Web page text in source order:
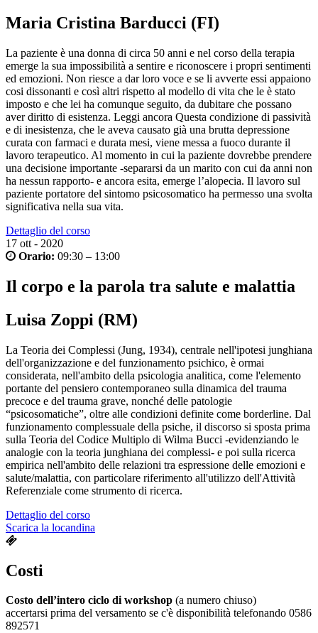
Maria Cristina Barducci (FI)
La paziente è una donna di circa 50 anni e nel corso della terapia
emerge la sua impossibilità a sentire e riconoscere i propri sentimenti
ed emozioni. Non riesce a dar loro voce e se li avverte essi appaiono
cosi dissonanti e così altri rispetto al modello di vita che le è stato
imposto e che lei ha comunque seguito, da dubitare che possano
aver diritto di esistenza. Leggi ancora Questa condizione di passività
e di inesistenza, che le aveva causato già una brutta depressione
curata con farmaci e durata mesi, viene messa a fuoco durante il
lavoro terapeutico. Al momento in cui la paziente dovrebbe prendere
una decisione importante -separarsi da un marito con cui da anni non
ha nessun rapporto- e ancora esita, emerge l’alopecia. Il lavoro sul
paziente portatore del sintomo psicosomatico ha permesso una svolta
significativa nella sua vita.
Dettaglio del corso
17 ott - 2020
Orario: 09:30 – 13:00
Il corpo e la parola tra salute e malattia
Luisa Zoppi (RM)
La Teoria dei Complessi (Jung, 1934), centrale nell'ipotesi junghiana
dell'organizzazione e del funzionamento psichico, è ormai
considerata, nell'ambito della psicologia analitica, come l'elemento
portante del pensiero contemporaneo sulla dinamica del trauma
precoce e del trauma grave, nonché delle patologie
“psicosomatiche”, oltre alle condizioni definite come borderline. Dal
funzionamento complessuale della psiche, il discorso si sposta prima
sulla Teoria del Codice Multiplo di Wilma Bucci -evidenziando le
analogie con la teoria junghiana dei complessi- e poi sulla ricerca
empirica nell'ambito delle relazioni tra espressione delle emozioni e
salute/malattia, con particolare riferimento all'utilizzo dell'Attività
Referenziale come strumento di ricerca.
Dettaglio del corso
Scarica la locandina
Costi
Costo dell’intero ciclo di workshop (a numero chiuso)
accertarsi prima del versamento se c'è disponibilità telefonando 0586
892571